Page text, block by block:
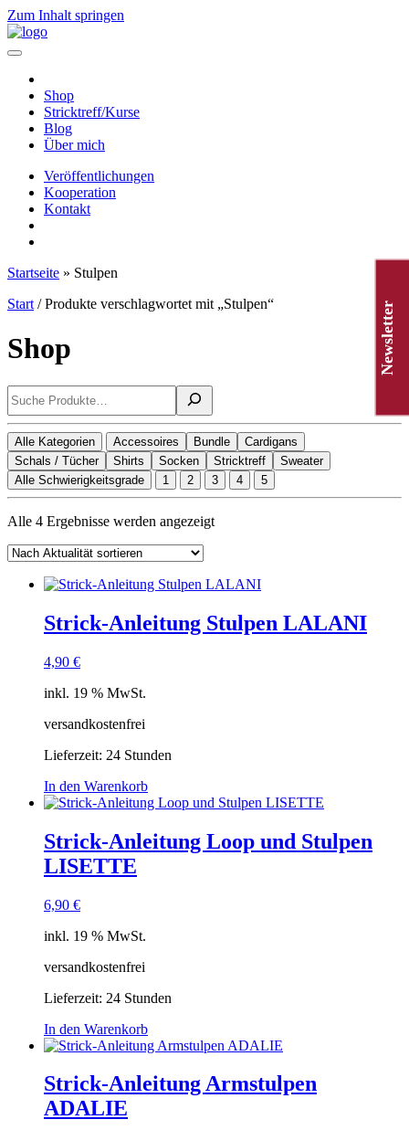
Zum Inhalt springen
Hauptnavigation
Shop
Stricktreff/Kurse
Blog
Über mich
Veröffentlichungen
Kooperation
Kontakt
Startseite » Stulpen
Start / Produkte verschlagwortet mit „Stulpen“
Shop
Suchen
Alle Kategorien Accessoires Bundle
Cardigans
Schals / Tücher
Shirts Socken Stricktreff
Sweater
Alle Schwierigkeitsgrade
1 2 3 4 5
Alle 4 Ergebnisse werden angezeigtNach
Strick-Anleitung Stulpen LALANI
4,90 €
inkl. 19 % MwSt.
versandkostenfrei
Lieferzeit: 24 Stunden
In den Warenkorb
Strick-Anleitung Loop und Stulpen
LISETTE
6,90 €
inkl. 19 % MwSt.
versandkostenfrei
Lieferzeit: 24 Stunden
In den Warenkorb
Strick-Anleitung Armstulpen
ADALIE
Newsletter